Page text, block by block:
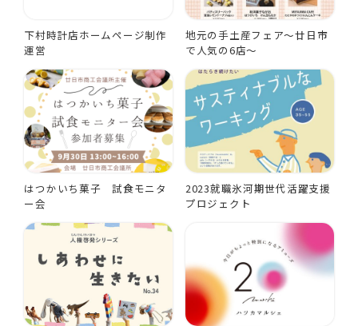
下村時計店ホームページ制作
運営
地元の手土産フェア～廿日市
で人気の6店～
はつかいち菓子 試食モニタ
ー会
2023就職氷河期世代活躍支援
プロジェクト